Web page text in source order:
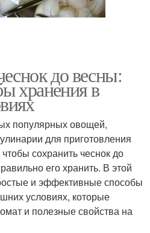
до весны:
хранения в
популярных овощей,
для приготовления
сохранить чеснок до
его хранить. В этой
и эффективные способы
условиях, которые
и полезные свойства на